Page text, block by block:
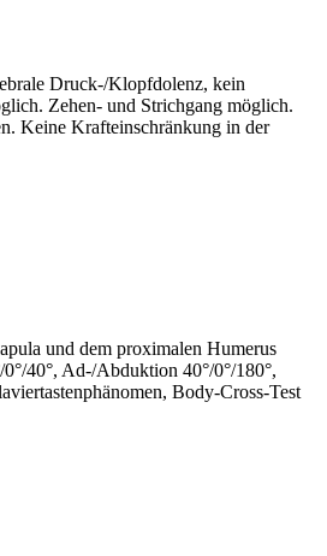
Druck-/Klopfdolenz, kein
Zehen- und Strichgang möglich.
Keine Krafteinschränkung in der
und dem proximalen Humerus
40°, Ad-/Abduktion 40°/0°/180°,
Body-Cross-Test